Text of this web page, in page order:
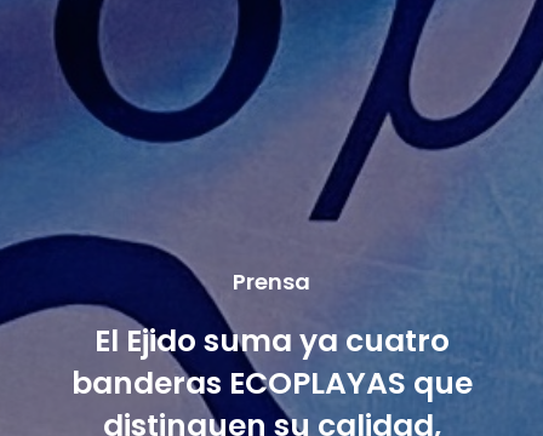
Prensa
El Ejido suma ya cuatro
banderas ECOPLAYAS que
distinguen su calidad,